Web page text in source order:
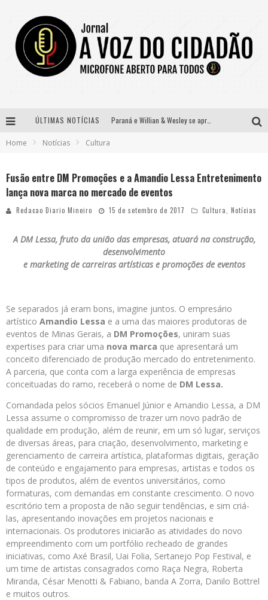
ÚLTIMAS NOTÍCIAS Paraná e Willian & Wesley se apresentam no Carretão Trevo Contagem nesta sexta-feira
Home Notícias Cultura
Fusão entre DM Promoções e a Amandio Lessa Entretenimento
lança nova marca no mercado de eventos
Redacao Diario Mineiro 15 de setembro de 2017 Cultura Notícias
A DM Lessa, fruto da união das empresas, atuará na construção,
desenvolvimento
e marketing de carreiras artísticas e promoções de eventos
Se separados já eram bons, imagine juntos. O empresário
artístico Amandio Lessa e a uma das maiores produtoras de
eventos de Minas Gerais, a DM Promoções, uniram suas
expertises para criar uma nova marca que apresentará um
conceito diferenciado de produção mercado do entretenimento.
A parceria, que conta com a larga experiência de empresas
conceituadas do ramo, receberá o nome de DM Lessa.
Comandada pelos sócios Emanuel Júnior e Amandio Lessa, a DM
Lessa assume o compromisso de trazer um novo padrão de
qualidade em produção, além de reunir, em um só lugar, serviços
de diversas áreas, para criação, desenvolvimento, marketing e
gerenciamento de carreira artística, plataformas digitais, geração
de conteúdo e engajamento para empresas, artistas e todos os
tipos de produtos, além de eventos universitários, como
formaturas, com demandas em constante crescimento. O novo
escritório tem a proposta de não seguir tendências, e sim criá-
las, apresentando inovações em projetos nacionais e
internacionais. Os produtores iniciarão as atividades do novo
empreendimento com um portfólio recheado de grandes
iniciativas, como Axé Brasil, Uai Folia, Sertanejo Pop Festival, e
um time de artistas consagrados como Raça Negra, Roberta
Miranda, César Menotti & Fabiano, banda A Zorra, Danilo Bottrel
e muitos outros.